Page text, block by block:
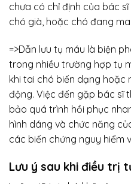
chưa có chỉ định của bác
chó già, hoặc chó đang
=>Dẫn lưu tụ máu là biện
trong nhiều trường hợp tụ
khi tai chó biến dạng hoặc
động. Việc đến gặp bác sĩ
bảo quá trình hồi phục
hình dáng và chức năng
các biến chứng nguy hiểm
Lưu ý sau khi điều trị